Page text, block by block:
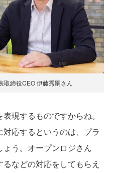
取締役CEO 伊藤秀嗣さん
現するものですからね。
応するというのは、プラ
う。オープンロジさん
などの対応をしてもらえ